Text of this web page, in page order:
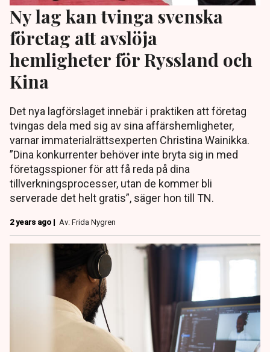
Ny lag kan tvinga svenska
företag att avslöja
hemligheter för Ryssland och
Kina
Det nya lagförslaget innebär i praktiken att företag
tvingas dela med sig av sina affärshemligheter,
varnar immaterialrättsexperten Christina Wainikka.
”Dina konkurrenter behöver inte bryta sig in med
företagsspioner för att få reda på dina
tillverkningsprocesser, utan de kommer bli
serverade det helt gratis”, säger hon till TN.
2 years ago | Av: Frida Nygren